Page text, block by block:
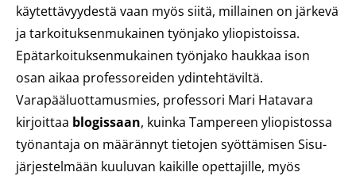
käytettävyydestä vaan myös siitä, millainen on järkevä
ja tarkoituksenmukainen työnjako yliopistoissa.
Epätarkoituksenmukainen työnjako haukkaa ison
osan aikaa professoreiden ydintehtäviltä.
Varapääluottamusmies, professori Mari Hatavara
kirjoittaa blogissaan, kuinka Tampereen yliopistossa
työnantaja on määrännyt tietojen syöttämisen Sisu-
järjestelmään kuuluvan kaikille opettajille, myös